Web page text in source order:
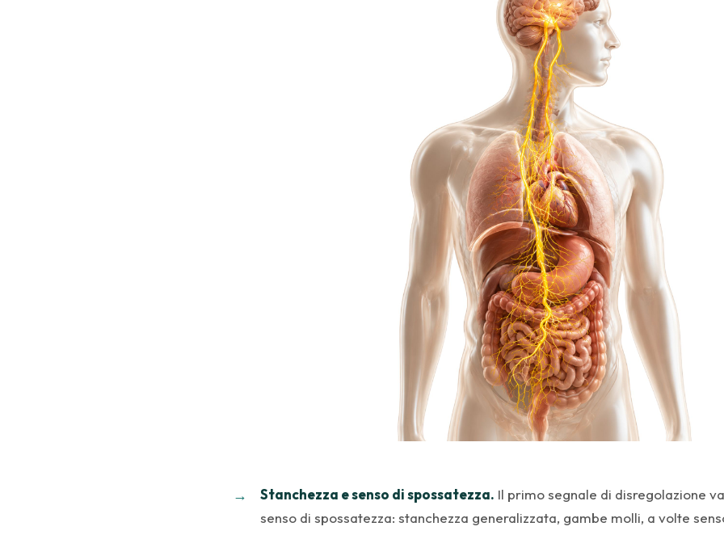
Stanchezza e senso di spossatezza. Il primo segnale di disregolazione
senso di spossatezza: stanchezza generalizzata, gambe molli, a volte